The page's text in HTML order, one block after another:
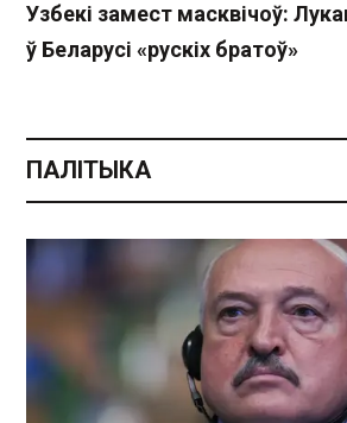
Узбекі замест масквічоў:
ў Беларусі «рускіх братоў»
ПАЛІТЫКА